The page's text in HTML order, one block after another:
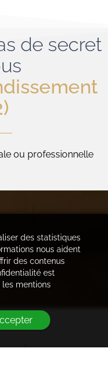
de secret
ou professionnelle
des statistiques
nous aident
des contenus
est
mentions